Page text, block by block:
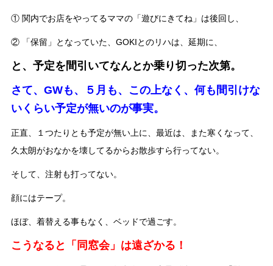
① 関内でお店をやってるママの「遊びにきてね」は後回し、
② 「保留」となっていた、GOKIとのリハは、延期に、
と、予定を間引いてなんとか乗り切った次第。
さて、GWも、５月も、この上なく、何も間引けな
いくらい予定が無いのが事実。
正直、１つたりとも予定が無い上に、最近は、また寒くなって、
久太朗がおなかを壊してるからお散歩すら行ってない。
そして、注射も打ってない。
顔にはテープ。
ほぼ、着替える事もなく、ベッドで過ごす。
こうなると「同窓会」は遠ざかる！